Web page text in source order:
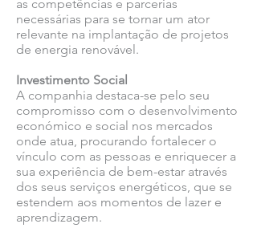
as competências e parcerias
necessárias para se tornar um ator
relevante na implantação de projetos
de energia renovável.
Investimento Social
A companhia destaca-se pelo seu
compromisso com o desenvolvimento
económico e social nos mercados
onde atua, procurando fortalecer o
vínculo com as pessoas e enriquecer a
sua experiência de bem-estar através
dos seus serviços energéticos, que se
estendem aos momentos de lazer e
aprendizagem.